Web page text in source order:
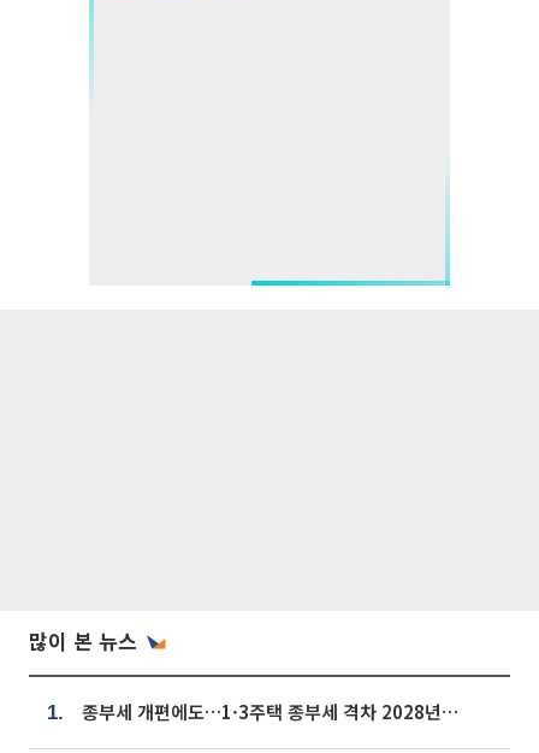
많이 본 뉴스
1. 종부세 개편에도…1·3주택 종부세 격차 2028년부터 확대